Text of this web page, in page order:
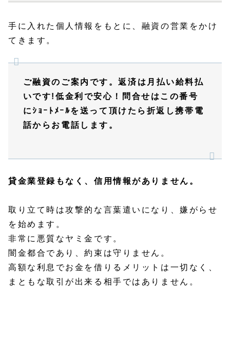
手に入れた個人情報をもとに、融資の営業をかけ
てきます。
ご融資のご案内です。返済は月払い給料払
いです!低金利で安心！問合せはこの番号
にｼｮｰﾄﾒｰﾙを送って頂けたら折返し携帯電
話からお電話します。
貸金業登録もなく、信用情報がありません。
取り立て時は攻撃的な言葉遣いになり、嫌がらせ
を始めます。
非常に悪質なヤミ金です。
闇金都合であり、約束は守りません。
高額な利息でお金を借りるメリットは一切なく、
まともな取引が出来る相手ではありません。